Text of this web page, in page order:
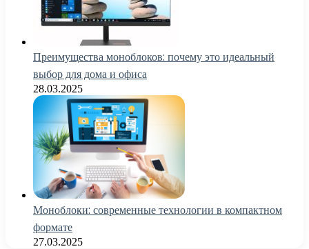
Преимущества моноблоков: почему это идеальный
выбор для дома и офиса
28.03.2025
Моноблоки: современные технологии в компактном
формате
27.03.2025